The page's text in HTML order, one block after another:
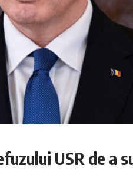
USR de a